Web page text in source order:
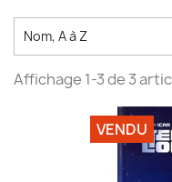
Nom, A à Z
Affichage 1-3 de 3
VENDU